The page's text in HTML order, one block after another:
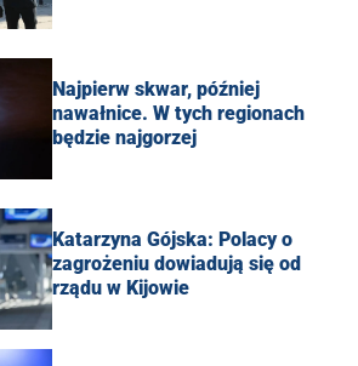
Najpierw skwar, później
nawałnice. W tych regionach
będzie najgorzej
Katarzyna Gójska: Polacy o
zagrożeniu dowiadują się od
rządu w Kijowie